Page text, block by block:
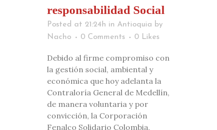
responsabilidad Social
Posted at 21:24h in Antioquia by
Nacho
0 Comments 0 Likes
Debido al firme compromiso con
la gestión social, ambiental y
económica que hoy adelanta la
Contraloría General de Medellín,
de manera voluntaria y por
convicción, la Corporación
Fenalco Solidario Colombia,